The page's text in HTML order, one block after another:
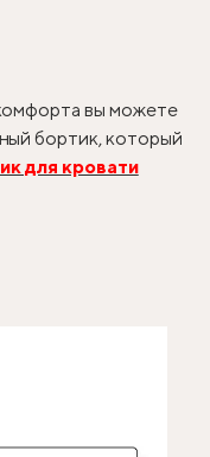
вы можете
бортик, который
для кровати